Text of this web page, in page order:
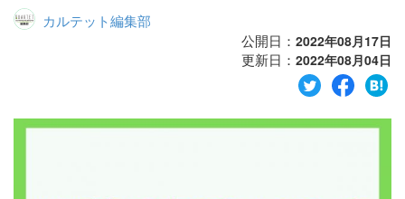
広告代理店・HP制作会社様へ
お問い合わせ
カルテット編集部
公開日： 2022年08月17日
更新日： 2022年08月04日